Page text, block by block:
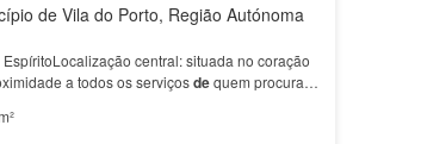
de Vila do Porto, Região Autónoma
central: situada no coração
a todos os serviçosdequem procura